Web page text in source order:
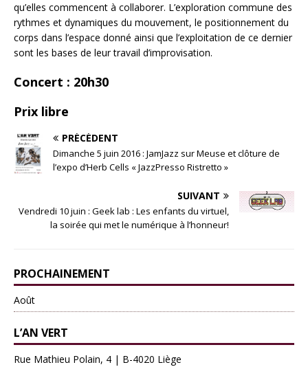
qu’elles commencent à collaborer. L’exploration commune des
rythmes et dynamiques du mouvement, le positionnement du
corps dans l’espace donné ainsi que l’exploitation de ce dernier
sont les bases de leur travail d’improvisation.
Concert : 20h30
Prix libre
PRÉCÉDENT
Dimanche 5 juin 2016 : JamJazz sur Meuse et clôture de
l’expo d’Herb Cells « JazzPresso Ristretto »
SUIVANT
Vendredi 10 juin : Geek lab : Les enfants du virtuel,
la soirée qui met le numérique à l’honneur!
PROCHAINEMENT
Août
L’AN VERT
Rue Mathieu Polain, 4 | B-4020 Liège